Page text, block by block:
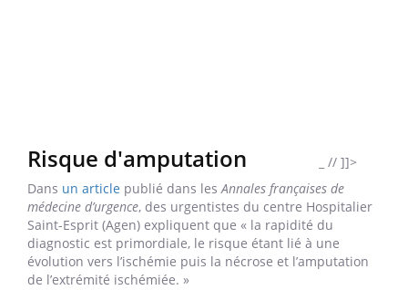
Risque d'amputation
// ]]>
Dans un article publié dans lesAnnales françaises de
médecine d’urgence, des urgentistes du centre Hospitalier
Saint-Esprit (Agen) expliquent que « la rapidité du
diagnostic est primordiale, le risque étant lié à une
évolution vers l’ischémie puis la nécrose et l’amputation
de l’extrémité ischémiée. »